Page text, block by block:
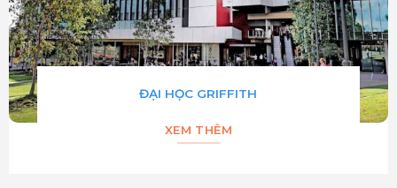
ĐẠI HỌC GRIFFITH
XEM THÊM